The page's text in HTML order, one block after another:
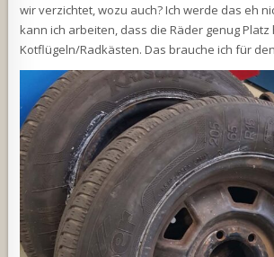
wir verzichtet, wozu auch? Ich werde das eh
kann ich arbeiten, dass die Räder genug
Kotflügeln/Radkästen. Das brauche ich für